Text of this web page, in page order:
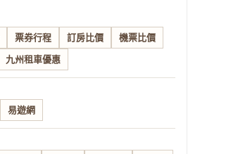
票券行程 訂房比價 機票比價
九州租車優惠
易遊網